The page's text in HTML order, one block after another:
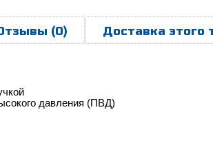
(0) Доставка этого
давления (ПВД)